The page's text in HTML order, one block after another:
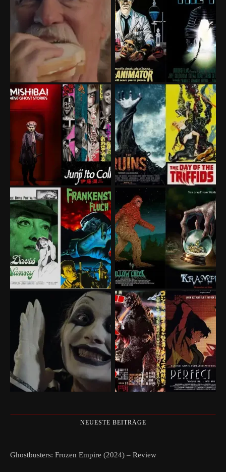
NEUESTE BEITRÄGE
Ghostbusters: Frozen Empire (2024) – Review